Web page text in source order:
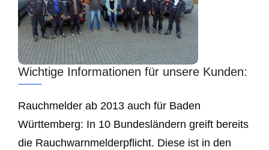
Wichtige Informationen für unsere Kunden:
Rauchmelder ab 2013 auch für Baden
Württemberg: In 10 Bundesländern greift bereits
die Rauchwarnmelderpflicht. Diese ist in den